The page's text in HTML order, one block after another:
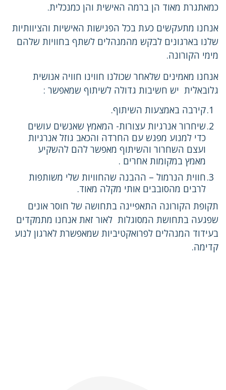
כמאתגרת מאוד הן ברמה האישית והן כמנכלית.
אנחנו מתעקשים כעת בכל הפגישות האישיות והציוותיות
שלנו בארגונים לבקש מהמנהלים לשתף בחוויות שלהם
מימי הקורונה.
אנחנו מאמינים שלאחר שכולנו חווינו חוויה אנושית
גלובאלית יש חשיבות גדולה לשיתוף שמאפשר :
קירבה באמצעות השיתוף.
שיחרור אנרגיות עצורות- המאמץ שאנשים עושים
כדי למנוע מפגש עם החרדה והכאב גוזל אנרגיות
ועצם השחרור והשיתוף מאפשר להם להשקיע
מאמץ במקומות אחרים .
חווית הנרמול – ההבנה שהחוויות שלי משותפות
לרבים מהסובבים אותי מקלה מאוד.
תקופת הקורונה התאפיינה בתחושה של חוסר אונים
שפגעה בתחושת המסוגלות לאור זאת אנחנו מתמקדים
בעידוד המנהלים לפרואקטיביות שמאפשרת לארגון לנוע
קדימה.